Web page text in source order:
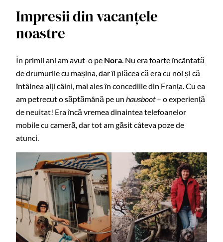
Impresii din vacanțele
noastre
În primii ani am avut-o pe Nora. Nu era foarte încântată
de drumurile cu mașina, dar îi plăcea că era cu noi și că
întâlnea alți câini, mai ales în concediile din Franța. Cu ea
am petrecut o săptămână pe un hausboot– o experiență
de neuitat! Era încă vremea dinaintea telefoanelor
mobile cu cameră, dar tot am găsit câteva poze de
atunci.